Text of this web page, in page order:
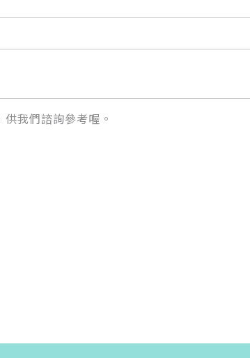
我們諮詢參考喔。